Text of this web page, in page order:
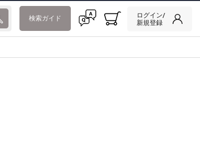
検索ガイド
ログイン/
新規登録